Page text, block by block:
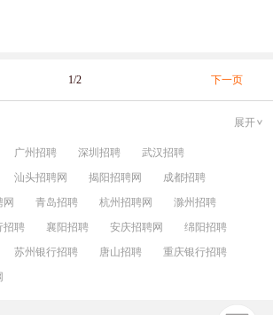
1/2 下一页
展开
广州招聘 深圳招聘
武汉招聘
汕头招聘网 揭阳招聘网
成都招聘
网 青岛招聘 杭州招聘网
滁州招聘
招聘 襄阳招聘 安庆招聘网
绵阳招聘
苏州银行招聘 唐山招聘
重庆银行招聘